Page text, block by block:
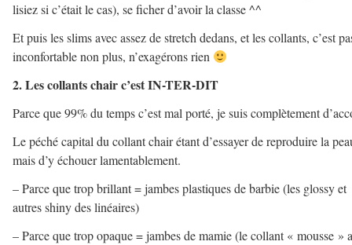
lisiez si c’était le cas), se ficher d’avoir la classe ^^
Et puis les slims avec assez de stretch dedans, et les collants, c’est
inconfortable non plus, n’exagérons rien
2. Les collants chair c’est IN-TER-DIT
Parce que 99% du temps c’est mal porté, je suis complètement
Le péché capital du collant chair étant d’essayer de reproduire la
mais d’y échouer lamentablement.
– Parce que trop brillant = jambes plastiques de barbie (les glossy et
autres shiny des linéaires)
– Parce que trop opaque = jambes de mamie (le collant « mousse »